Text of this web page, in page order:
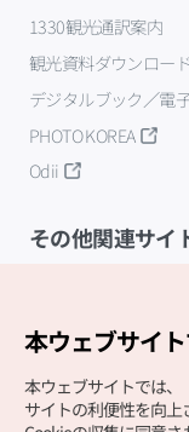
1330観光通訳案内
観光資料ダウンロード
デジタルブック／電
PHOTO KOREA
Odii
その他関連サイ
本ウェブサイ
本ウェブサイトでは、
サイトの利便性を向上